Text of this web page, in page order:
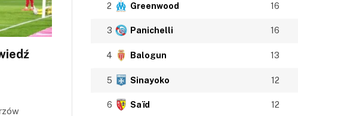
2 Greenwood 16
3 Panichelli 16
4 Balogun 13
5 Sinayoko 12
6 Saïd 12